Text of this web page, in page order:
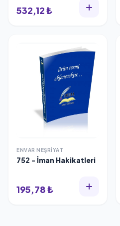
532,12 ₺
ENVAR NEŞRIYAT
752 - İman Hakikatleri
195,78 ₺